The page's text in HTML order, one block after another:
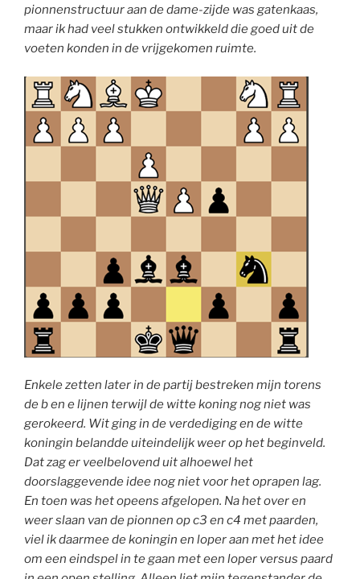
pionnenstructuur aan de dame-zijde was gatenkaas,
maar ik had veel stukken ontwikkeld die goed uit de
voeten konden in de vrijgekomen ruimte.
Enkele zetten later in de partij bestreken mijn torens
de b en e lijnen terwijl de witte koning nog niet was
gerokeerd. Wit ging in de verdediging en de witte
koningin belandde uiteindelijk weer op het beginveld.
Dat zag er veelbelovend uit alhoewel het
doorslaggevende idee nog niet voor het oprapen lag.
En toen was het opeens afgelopen. Na het over en
weer slaan van de pionnen op c3 en c4 met paarden,
viel ik daarmee de koningin en loper aan met het idee
om een eindspel in te gaan met een loper versus paard